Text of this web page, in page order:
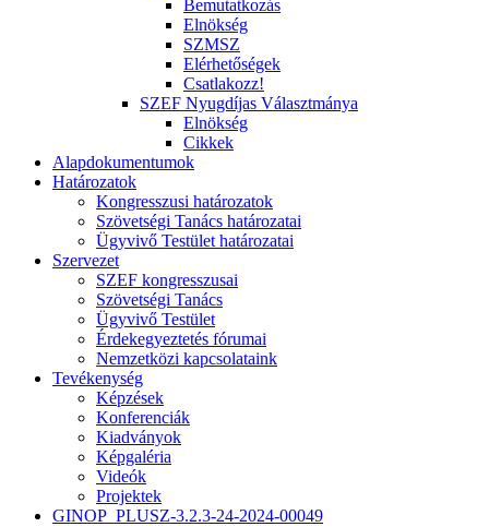
Bemutatkozás
Elnökség
SZMSZ
Elérhetőségek
Csatlakozz!
SZEF Nyugdíjas Választmánya
Elnökség
Cikkek
Alapdokumentumok
Határozatok
Kongresszusi határozatok
Szövetségi Tanács határozatai
Ügyvivő Testület határozatai
Szervezet
SZEF kongresszusai
Szövetségi Tanács
Ügyvivő Testület
Érdekegyeztetés fórumai
Nemzetközi kapcsolataink
Tevékenység
Képzések
Konferenciák
Kiadványok
Képgaléria
Videók
Projektek
GINOP_PLUSZ-3.2.3-24-2024-00049